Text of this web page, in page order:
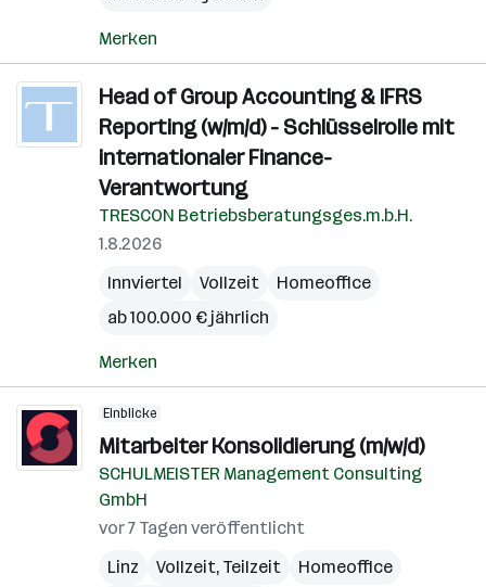
Merken
Head of Group Accounting & IFRS
Reporting (w/m/d) - Schlüsselrolle mit
internationaler Finance-
Verantwortung
TRESCON Betriebsberatungsges.m.b.H.
1.8.2026
Innviertel
Vollzeit
Homeoffice
ab 100.000 € jährlich
Merken
Einblicke
Mitarbeiter Konsolidierung (m/w/d)
SCHULMEISTER Management Consulting
GmbH
vor 7 Tagen veröffentlicht
Linz
Vollzeit, Teilzeit
Homeoffice